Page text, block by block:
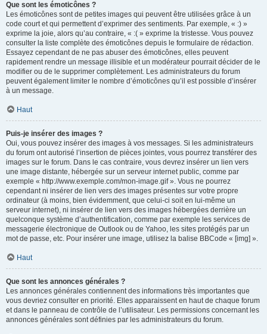
Que sont les émoticônes ?
Les émoticônes sont de petites images qui peuvent être utilisées grâce à un
code court et qui permettent d’exprimer des sentiments. Par exemple, « :) »
exprime la joie, alors qu’au contraire, « :( » exprime la tristesse. Vous pouvez
consulter la liste complète des émoticônes depuis le formulaire de rédaction.
Essayez cependant de ne pas abuser des émoticônes, elles peuvent
rapidement rendre un message illisible et un modérateur pourrait décider de le
modifier ou de le supprimer complètement. Les administrateurs du forum
peuvent également limiter le nombre d’émoticônes qu’il est possible d’insérer
à un message.
Haut
Puis-je insérer des images ?
Oui, vous pouvez insérer des images à vos messages. Si les administrateurs
du forum ont autorisé l’insertion de pièces jointes, vous pourrez transférer des
images sur le forum. Dans le cas contraire, vous devrez insérer un lien vers
une image distante, hébergée sur un serveur internet public, comme par
exemple « http://www.exemple.com/mon-image.gif ». Vous ne pourrez
cependant ni insérer de lien vers des images présentes sur votre propre
ordinateur (à moins, bien évidemment, que celui-ci soit en lui-même un
serveur internet), ni insérer de lien vers des images hébergées derrière un
quelconque système d’authentification, comme par exemple les services de
messagerie électronique de Outlook ou de Yahoo, les sites protégés par un
mot de passe, etc. Pour insérer une image, utilisez la balise BBCode « [img] ».
Haut
Que sont les annonces générales ?
Les annonces générales contiennent des informations très importantes que
vous devriez consulter en priorité. Elles apparaissent en haut de chaque forum
et dans le panneau de contrôle de l’utilisateur. Les permissions concernant les
annonces générales sont définies par les administrateurs du forum.